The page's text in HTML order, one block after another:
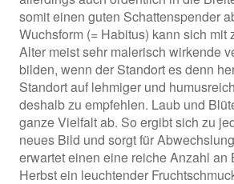
somit einen guten Schattenspender
Wuchsform (= Habitus) kann sich mit
Alter meist sehr malerisch wirkende
bilden, wenn der Standort es denn
Standort auf lehmiger und
deshalb zu empfehlen. Laub und
ganze Vielfalt ab. So ergibt sich zu
neues Bild und sorgt für
erwartet einen eine reiche Anzahl an
Herbst ein leuchtender